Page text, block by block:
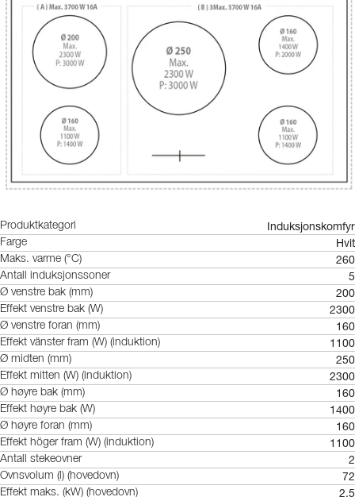
Produktkategori Induksjonskomfyr
Farge Hvit
Maks. varme (°C) 260
Antall induksjonssoner 5
Ø venstre bak (mm) 200
Effekt venstre bak (W) 2300
Ø venstre foran (mm) 160
Effekt vänster fram (W) (induktion) 1100
Ø midten (mm) 250
Effekt mitten (W) (induktion) 2300
Ø høyre bak (mm) 160
Effekt høyre bak (W) 1400
Ø høyre foran (mm) 160
Effekt höger fram (W) (induktion) 1100
Antall stekeovner 2
Ovnsvolum (l) (hovedovn) 72
Effekt maks. (kW) (hovedovn) 2.5